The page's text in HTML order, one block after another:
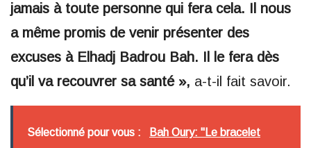
jamais à toute personne qui fera cela. Il nous
a même promis de venir présenter des
excuses à Elhadj Badrou Bah. Il le fera dès
qu’il va recouvrer sa santé », a-t-il fait savoir.
Sélectionné pour vous : Bah Oury: "Le bracelet